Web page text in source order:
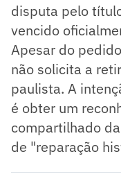
disputa pelo
vencido
Apesar do
não solicita a
paulista. A
é obter um
compartilhado
de "reparação